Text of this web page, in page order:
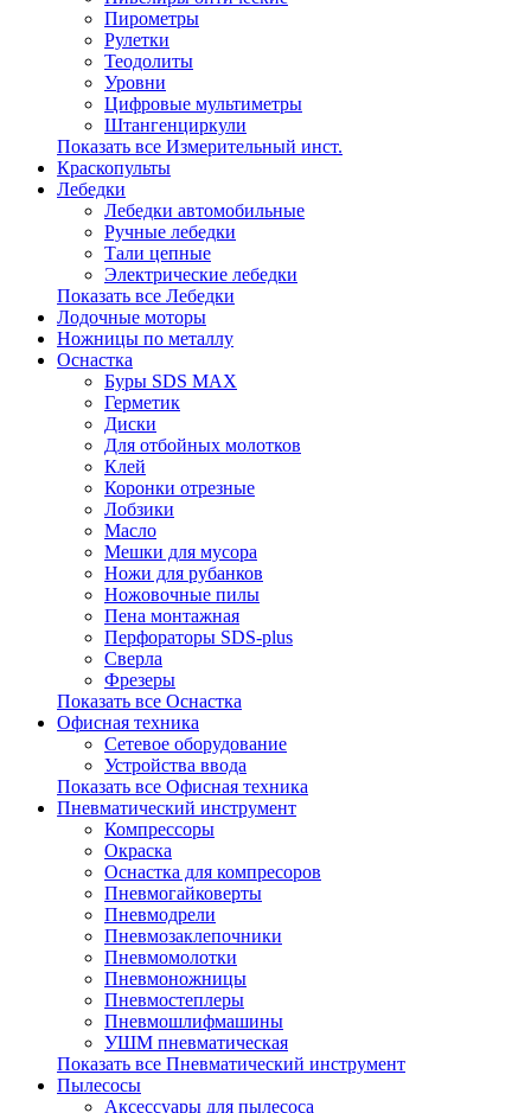
Пирометры
Рулетки
Теодолиты
Уровни
Цифровые мультиметры
Штангенциркули
Показать все Измерительный инст.
Краскопульты
Лебедки
Лебедки автомобильные
Ручные лебедки
Тали цепные
Электрические лебедки
Показать все Лебедки
Лодочные моторы
Ножницы по металлу
Оснастка
Буры SDS MAX
Герметик
Диски
Для отбойных молотков
Клей
Коронки отрезные
Лобзики
Масло
Мешки для мусора
Ножи для рубанков
Ножовочные пилы
Пена монтажная
Перфораторы SDS-plus
Сверла
Фрезеры
Показать все Оснастка
Офисная техника
Сетевое оборудование
Устройства ввода
Показать все Офисная техника
Пневматический инструмент
Компрессоры
Окраска
Оснастка для компресоров
Пневмогайковерты
Пневмодрели
Пневмозаклепочники
Пневмомолотки
Пневмоножницы
Пневмостеплеры
Пневмошлифмашины
УШМ пневматическая
Показать все Пневматический инструмент
Пылесосы
Аксессуары для пылесоса